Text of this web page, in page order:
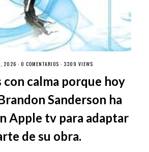
2026 · 0 COMENTARIOS · 3309 VIEWS
con calma porque hoy
Sanderson ha
Apple tv para adaptar
de su obra.